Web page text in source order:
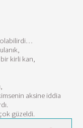
olabilirdi…
kirli kan,
aksine iddia
güzeldi.